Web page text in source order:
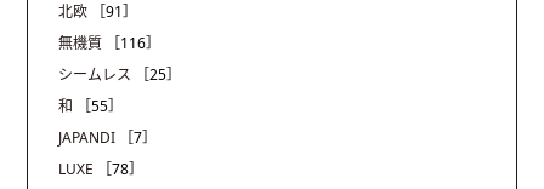
北欧
［91］
無機質
［116］
シームレス
［25］
和
［55］
JAPANDI
［7］
LUXE
［78］